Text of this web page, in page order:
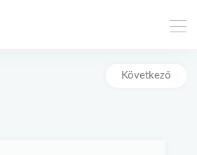
Következő